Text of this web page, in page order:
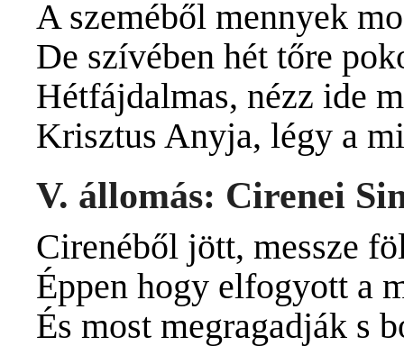
A szeméből mennyek
De szívében hét tőre
Hétfájdalmas, nézz ide
Krisztus Anyja, légy a
V. állomás: Cirenei
Cirenéből jött, messze
Éppen hogy elfogyott a
És most megragadják s